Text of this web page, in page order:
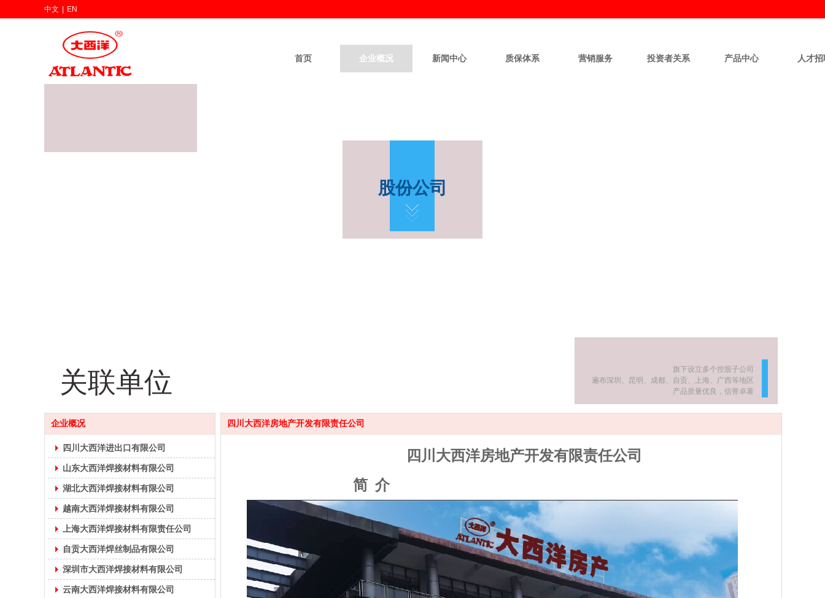
首页 企业概况 新闻中心 质保体系 营销服务 投资者关系 产品中心 人才招
中文 EN
股份公司
旗下设立多个控股子公司
遍布深圳、昆明、成都、自贡、上海、广西等地区
产品质量优良，信誉卓著
关联单位
企业概况
四川大西洋进出口有限公司
山东大西洋焊接材料有限公司
湖北大西洋焊接材料有限公司
越南大西洋焊接材料有限公司
上海大西洋焊接材料有限责任公司
自贡大西洋焊丝制品有限公司
深圳市大西洋焊接材料有限公司
云南大西洋焊接材料有限公司
四川大西洋房地产开发有限责任公司
四川大西洋房地产开发有限责任公司
简 介